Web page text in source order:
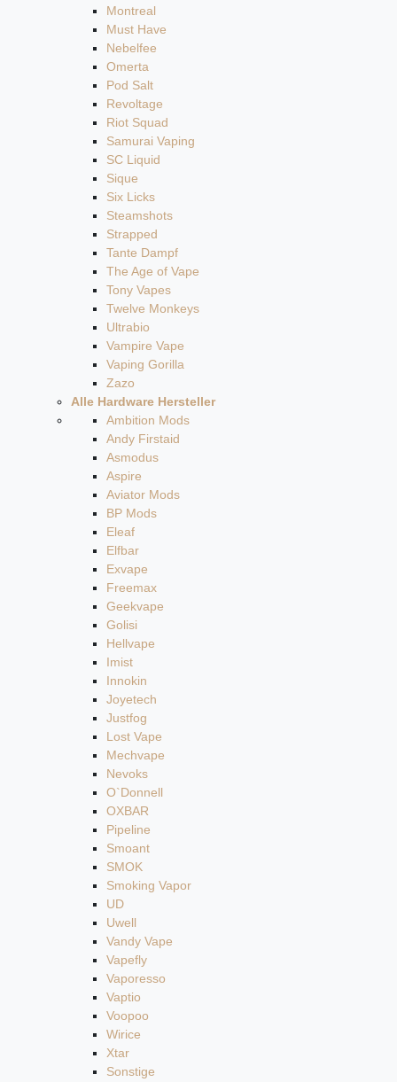
Montreal
Must Have
Nebelfee
Omerta
Pod Salt
Revoltage
Riot Squad
Samurai Vaping
SC Liquid
Sique
Six Licks
Steamshots
Strapped
Tante Dampf
The Age of Vape
Tony Vapes
Twelve Monkeys
Ultrabio
Vampire Vape
Vaping Gorilla
Zazo
Alle Hardware Hersteller
Ambition Mods
Andy Firstaid
Asmodus
Aspire
Aviator Mods
BP Mods
Eleaf
Elfbar
Exvape
Freemax
Geekvape
Golisi
Hellvape
Imist
Innokin
Joyetech
Justfog
Lost Vape
Mechvape
Nevoks
O`Donnell
OXBAR
Pipeline
Smoant
SMOK
Smoking Vapor
UD
Uwell
Vandy Vape
Vapefly
Vaporesso
Vaptio
Voopoo
Wirice
Xtar
Sonstige